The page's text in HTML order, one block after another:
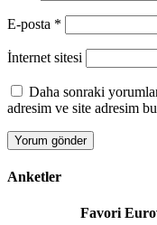
E-posta *
İnternet sitesi
Daha sonraki
adresim ve site adresim
Anketler
Favori